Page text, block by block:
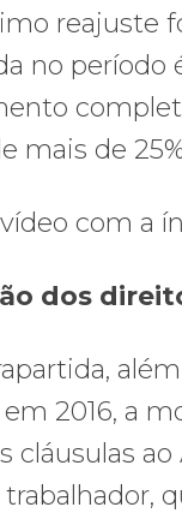
reajuste
no período
mais de
com a
dos
em 2016, a
cláusulas